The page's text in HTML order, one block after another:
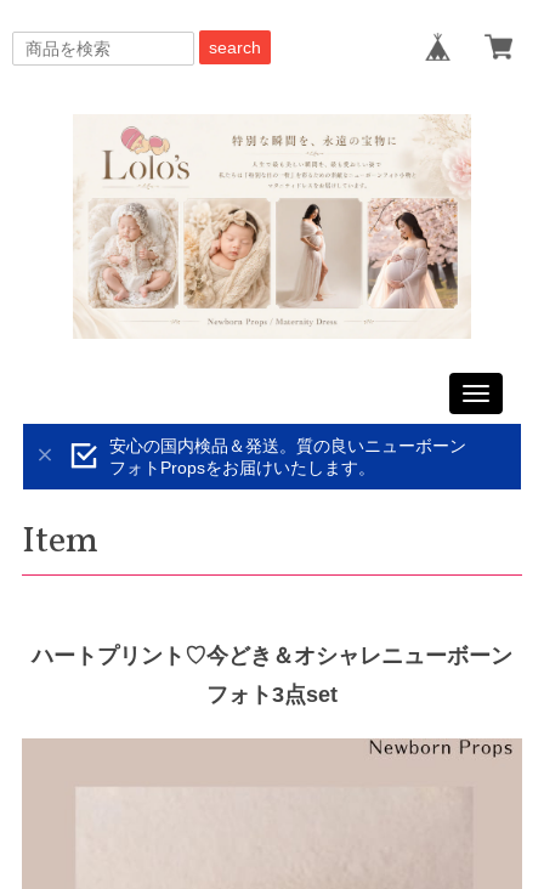
search
Toggle
安心の国内検品＆発送。質の良いニューボーン
フォトPropsをお届けいたします。
Item
ハートプリント♡今どき＆オシャレニューボーン
フォト3点set